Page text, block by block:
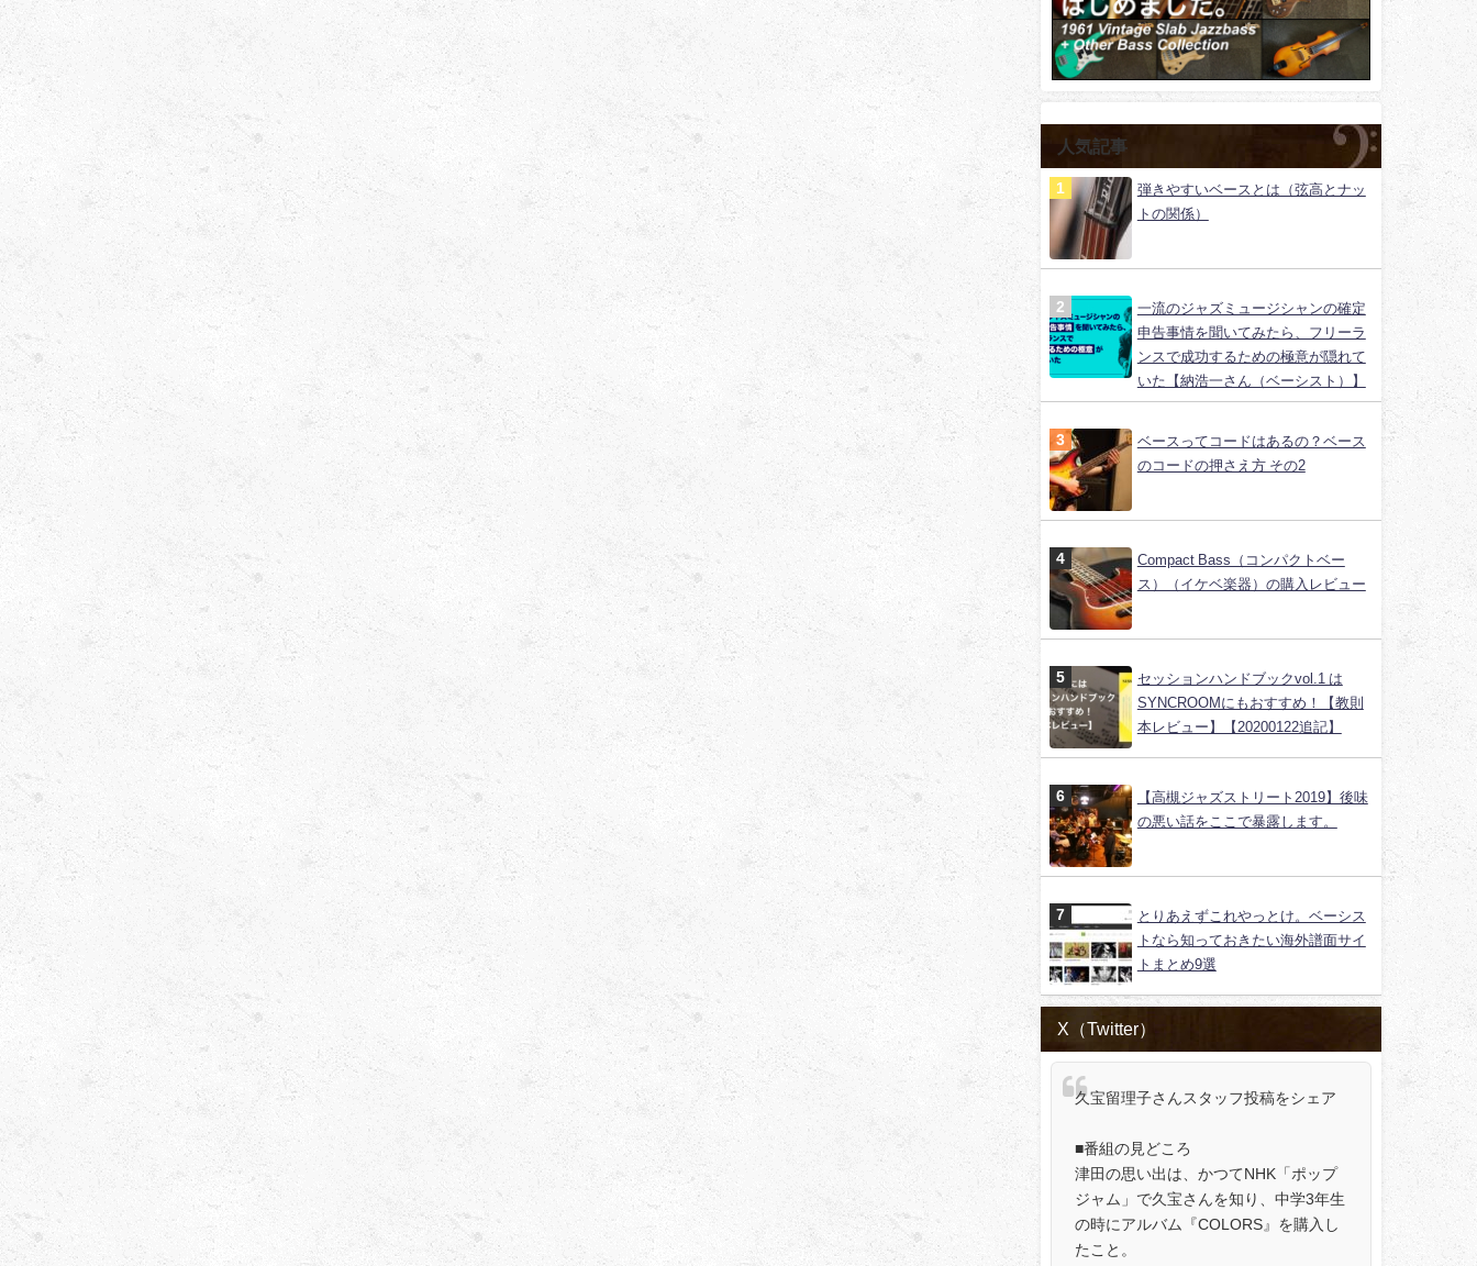
人気記事
弾きやすいベースとは（弦高とナッ
トの関係）
一流のジャズミュージシャンの確定
申告事情を聞いてみたら、フリーラ
ンスで成功するための極意が隠れて
いた【納浩一さん（ベーシスト）】
ベースってコードはあるの？ベース
のコードの押さえ方 その2
Compact Bass（コンパクトベー
ス）（イケベ楽器）の購入レビュー
セッションハンドブックvol.1 は
SYNCROOMにもおすすめ！【教則
本レビュー】【20200122追記】
【高槻ジャズストリート2019】後味
の悪い話をここで暴露します。
とりあえずこれやっとけ。ベーシス
トなら知っておきたい海外譜面サイ
トまとめ9選
X（Twitter）
久宝留理子さんスタッフ投稿をシェア
■番組の見どころ
津田の思い出は、かつてNHK「ポップ
ジャム」で久宝さんを知り、中学3年生
の時にアルバム『COLORS』を購入し
たこと。